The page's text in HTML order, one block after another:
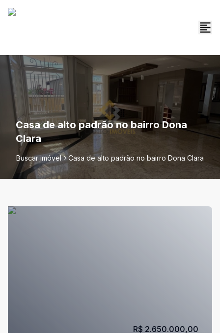
Casa de alto padrão no bairro Dona
Clara
Buscar imóvel Casa de alto padrão no bairro Dona Clara
R$ 2.650.000,00